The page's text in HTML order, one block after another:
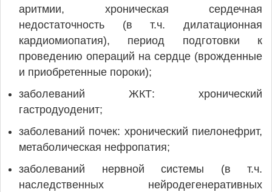
аритмии, хроническая сердечная
недостаточность (в т.ч. дилатационная
кардиомиопатия), период подготовки к
проведению операций на сердце (врожденные
и приобретенные пороки);
заболеваний ЖКТ: хронический
гастродуоденит;
заболеваний почек: хронический пиелонефрит,
метаболическая нефропатия;
заболеваний нервной системы (в т.ч.
наследственных нейродегенеративных